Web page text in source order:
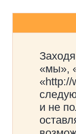
«мы»,
«http://
и не